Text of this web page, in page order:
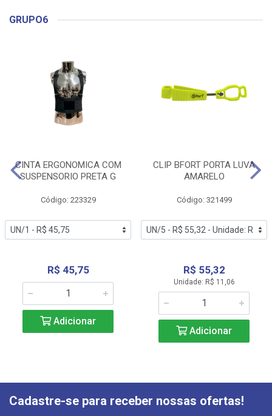
GRUPO6
CINTA ERGONOMICA COM
SUSPENSORIO PRETA G
Código: 223329
R$ 45,75
Adicionar
CLIP BFORT PORTA LUVA
AMARELO
Código: 321499
R$ 55,32
Unidade: R$ 11,06
Adicionar
Cadastre-se para receber nossas ofertas!